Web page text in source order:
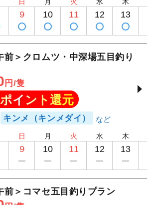
9 10 11 12 13
前＞クロムツ・中深場五目釣り
円/隻
ポイント還元
キンメ（キンメダイ）
日
9
月
10
火
11
水
12
木
13
前＞コマセ五目釣りプラン